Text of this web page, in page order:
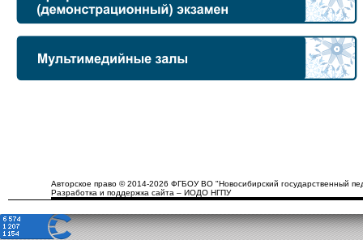
Авторское право © 2014-2026 ФГБОУ ВО "Новосибирский государственный
Разработка и поддержка сайта – ИОДО НГПУ